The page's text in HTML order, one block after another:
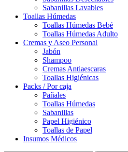
Sabanillas Lavables
Toallas Húmedas
Toallas Húmedas Bebé
Toallas Húmedas Adulto
Cremas y Aseo Personal
Jabón
Shampoo
Cremas Antiaescaras
Toallas Higiénicas
Packs / Por caja
Pañales
Toallas Húmedas
Sabanillas
Papel Higiénico
Toallas de Papel
Insumos Médicos